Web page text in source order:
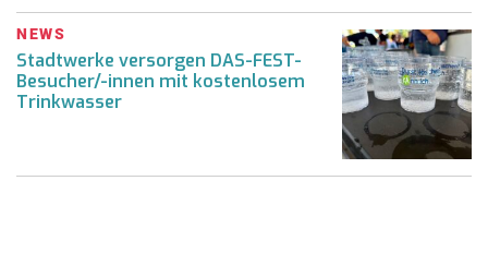
NEWS
Stadtwerke versorgen DAS-FEST-
Besucher/-innen mit kostenlosem
Trinkwasser